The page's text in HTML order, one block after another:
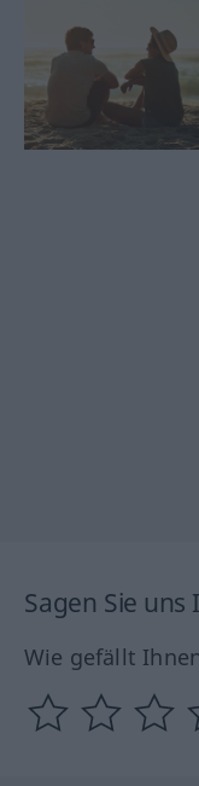
Sagen Sie
Wie gefällt